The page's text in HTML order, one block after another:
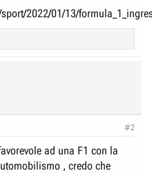
2022/01/13/
#2
ad una F1 con la
, credo che